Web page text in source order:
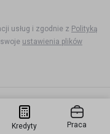
usług i zgodnie z Polityką
ustawienia plików
Kredyty Praca